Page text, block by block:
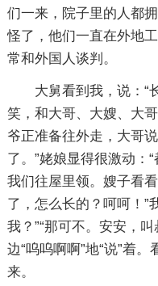
们一来，院子里的人都
怪了，他们一直在外地
常和外国人谈判。
大舅看到我，说：“
笑，和大哥、大嫂、大
爷正准备往外走，大哥
了。”姥娘显得很激动：
我们往屋里领。嫂子看
了，怎么长的？呵呵！”
我？”“那可不。安安，
边“呜呜啊啊”地“说”着
来。